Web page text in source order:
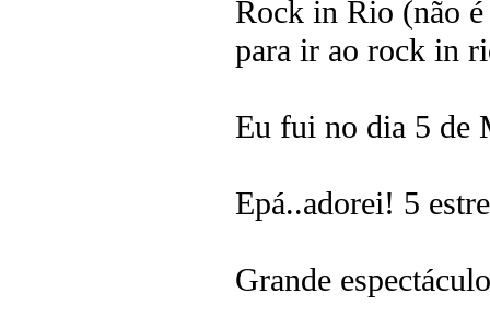
Rock in Rio (não
para ir ao rock in
Eu fui no dia 5 de
Epá..adorei! 5
Grande